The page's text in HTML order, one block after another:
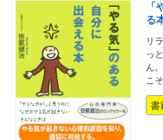
る
リ
っ
ん
こ
書